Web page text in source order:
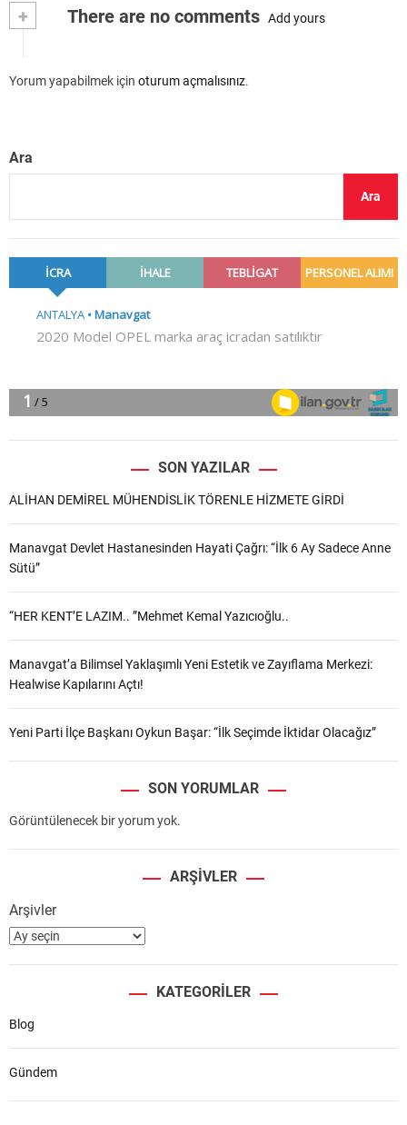
+ There are no comments Add yours
Yorum yapabilmek için oturum açmalısınız.
Ara
Ara
SON YAZILAR
ALİHAN DEMİREL MÜHENDİSLİK TÖRENLE HİZMETE GİRDİ
Manavgat Devlet Hastanesinden Hayati Çağrı: “İlk 6 Ay Sadece Anne
Sütü”
“HER KENT’E LAZIM.. ”Mehmet Kemal Yazıcıoğlu..
Manavgat’a Bilimsel Yaklaşımlı Yeni Estetik ve Zayıflama Merkezi:
Healwise Kapılarını Açtı!
Yeni Parti İlçe Başkanı Oykun Başar: “İlk Seçimde İktidar Olacağız”
SON YORUMLAR
Görüntülenecek bir yorum yok.
ARŞIVLER
Arşivler
KATEGORILER
Blog
Gündem